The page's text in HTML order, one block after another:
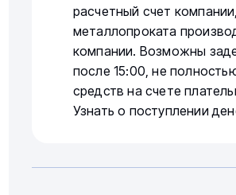
расчетный счет
металлопроката
компании. Возможны
после 15:00, не
средств на счете
Узнать о поступлении